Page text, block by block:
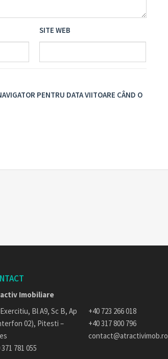
SITE WEB
PENTRU DATA VIITOARE CÂND O
Imobiliare
Bl A9, Sc B, Ap
02), Pitesti –
781 055
+40 723 266 018
+40 317 800 796
contact@atractivimob.ro